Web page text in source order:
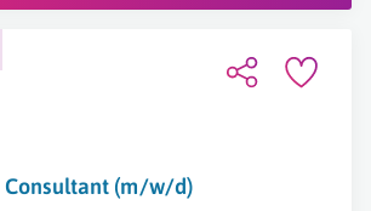
Consultant (m/w/d)